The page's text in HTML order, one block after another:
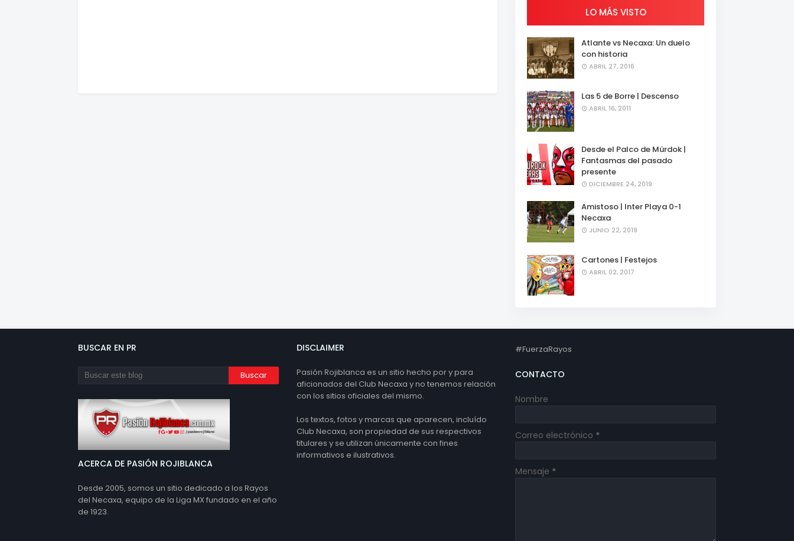
LO MÁS VISTO
Atlante vs Necaxa: Un duelo
con historia
ABRIL 27, 2016
Las 5 de Borre | Descenso
ABRIL 16, 2011
Desde el Palco de Mürdok |
Fantasmas del pasado
presente
DICIEMBRE 24, 2019
Amistoso | Inter Playa 0-1
Necaxa
JUNIO 22, 2019
Cartones | Festejos
ABRIL 02, 2017
BUSCAR EN PR
ACERCA DE PASIÓN ROJIBLANCA
Desde 2005, somos un sitio dedicado a los Rayos
del Necaxa, equipo de la Liga MX fundado en el año
de 1923.
DISCLAIMER
Pasión Rojiblanca es un sitio hecho por y para
aficionados del Club Necaxa y no tenemos relación
con los sitios oficiales del mismo.
Los textos, fotos y marcas que aparecen, incluído
Club Necaxa, son propiedad de sus respectivos
titulares y se utilizan únicamente con fines
informativos e ilustrativos.
#FuerzaRayos
CONTACTO
Nombre
Correo electrónico *
Mensaje *